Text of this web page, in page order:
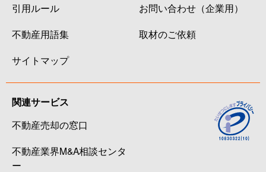
引用ルール
不動産用語集
サイトマップ
お問い合わせ（企業用）
取材のご依頼
関連サービス
不動産売却の窓口
不動産業界M&A相談センタ
ー